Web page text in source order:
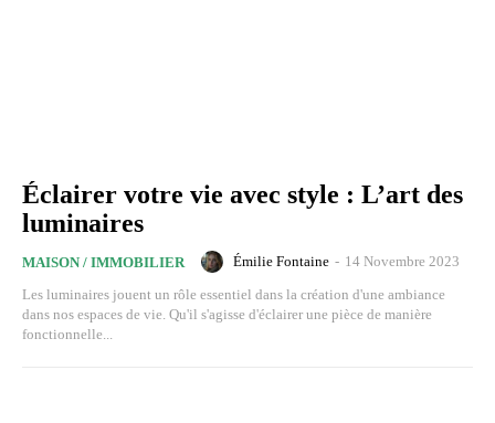
Éclairer votre vie avec style : L’art des
luminaires
MAISON / IMMOBILIER Émilie Fontaine - 14 Novembre 2023
Les luminaires jouent un rôle essentiel dans la création d'une ambiance
dans nos espaces de vie. Qu'il s'agisse d'éclairer une pièce de manière
fonctionnelle...